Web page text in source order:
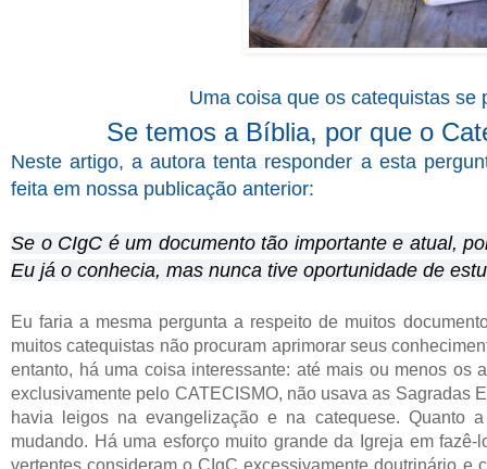
Uma coisa que os catequistas se
Se temos a Bíblia, por que o
Neste artigo, a autora tenta responder a esta
feita em nossa publicação anterior:
Se o CIgC é um documento tão importante e atual,
Eu já o conhecia, mas nunca tive oportunidade de
Eu faria a mesma pergunta a respeito de muitos
muitos catequistas não procuram aprimorar seus
entanto, há uma coisa interessante: até mais ou menos os
exclusivamente pelo CATECISMO, não usava as Sagradas
havia leigos na evangelização e na catequese. Quanto
mudando. Há uma esforço muito grande da Igreja em
vertentes consideram o CIgC excessivamente doutrinário e